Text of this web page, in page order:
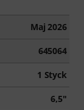
Maj 2026
645064
1 Styck
6,5"